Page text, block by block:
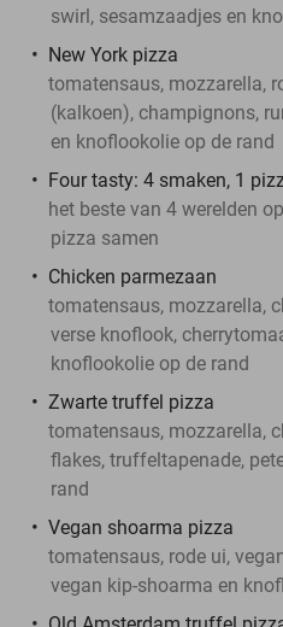
swirl, sesamzaadjes en
New York pizza
tomatensaus, mozzarella,
(kalkoen), champignons,
en knoflookolie op de rand
Four tasty: 4 smaken, 1
het beste van 4 werelden
pizza samen
Chicken parmezaan
tomatensaus, mozzarella,
verse knoflook,
knoflookolie op de rand
Zwarte truffel pizza
tomatensaus, mozzarella,
flakes, truffeltapenade,
rand
Vegan shoarma pizza
tomatensaus, rode ui,
vegan kip-shoarma en